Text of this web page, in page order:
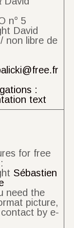
n° 5
David
non libre de
:
text
for free
Sébastien
need the
picture,
by e-